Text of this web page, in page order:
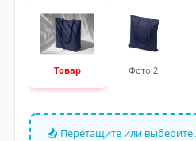
Товар Фото 2
📤 Перетащите или выберите